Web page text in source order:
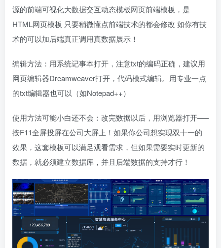
源的前端可视化大数据交互动态模板网页前端模板，是
HTML网页模板 只要稍微懂点前端技术的都会修改 如你有技
术的可以加后端真正调用真数据展示！
编辑方法：用系统记事本打开，注意txt的编码正确，建议用
网页编辑器Dreamweaver打开，代码模式编辑。用专业一点
的txt编辑器也可以（如Notepad++）
使用方法可能小白还不会：改完数据以后，用浏览器打开—–
按F11全屏投屏在公司大屏上！如果你公司想实现双十一的
效果，这套模板可以满足观看需求，但如果需要实时更新的
数据，就必须建立数据库，并且后端数据的支持才行！